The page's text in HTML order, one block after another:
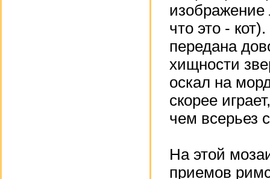
изображение
что это -
передана
хищности
оскал на
скорее
чем всерьез
На этой
приемов